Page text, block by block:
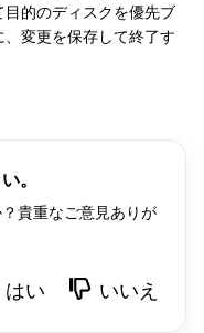
的のディスクを優先ブ
変更を保存して終了す
。
貴重なご意見ありが
はい いいえ